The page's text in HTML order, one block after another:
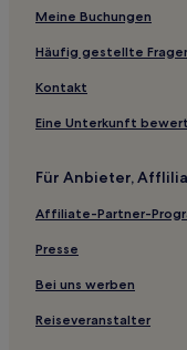
Meine Buchungen
Häufig gestellte
Kontakt
Eine Unterkunft
Für Anbieter,
Affiliate-Partner-
Presse
Bei uns werben
Reiseveranstalter